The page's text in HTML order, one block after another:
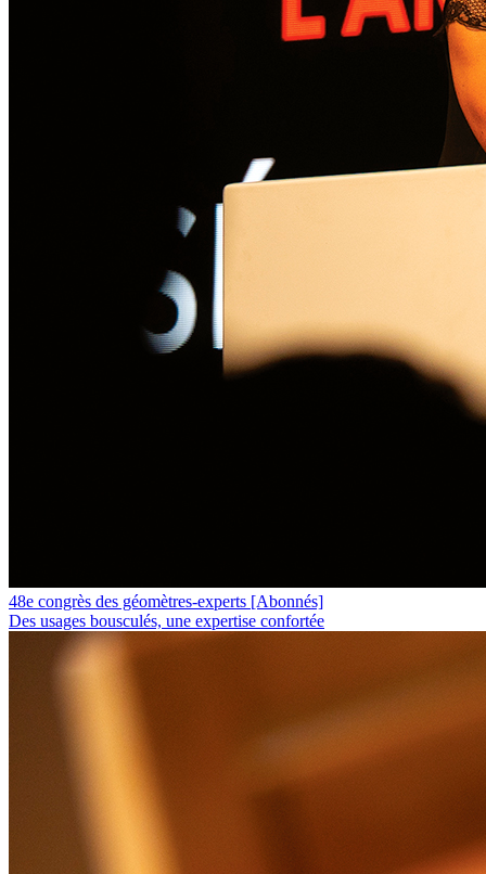
48e congrès des géomètres-experts [Abonnés]
Des usages bousculés, une expertise confortée